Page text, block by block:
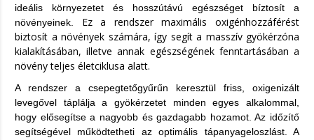
ideális környezetet és hosszútávú egészséget bíztosít a
növényeinek. Ez a rendszer maximális oxigénhozzáférést
biztosít a növények számára, így segít a masszív gyökérzóna
kialakításában, illetve annak egészségének fenntartásában a
növény teljes életciklusa alatt.
A rendszer a csepegtetőgyűrűn keresztül friss, oxigenizált
levegővel táplálja a gyökérzetet minden egyes alkalommal,
hogy elősegítse a nagyobb és gazdagabb hozamot. Az időzítő
segítségével működtetheti az optimális tápanyageloszlást. A